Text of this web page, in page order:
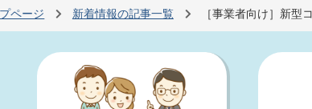
ページ 新着情報の記事一覧 ［事業者向け］新型